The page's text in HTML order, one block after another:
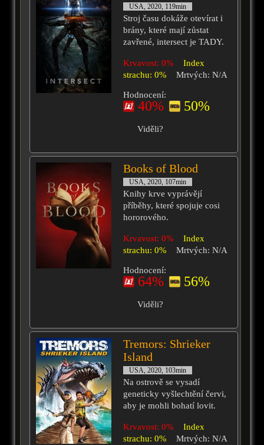
USA, 2020, 119min
Stroj času dokáže otevírat i
brány, které mají zůstat
zavřené, intersect je TADY.
Krvavost: 0%
Index
strachu: 0%
Mrtvých: N/A
Hodnocení:
40% 50%
Viděli?
Books of Blood
USA, 2020, 107min
Knihy krve vyprávějí
příběhy, které spojuje cosi
hororového.
Krvavost: 0%
Index
strachu: 0%
Mrtvých: N/A
Hodnocení:
64% 56%
Viděli?
Tremors: Shrieker
Island
USA, 2020, 103min
Na ostrově se vysadí
geneticky vyšlechtění červi,
aby je mohli bohatí lovit.
Krvavost: 0%
Index
strachu: 0%
Mrtvých: N/A